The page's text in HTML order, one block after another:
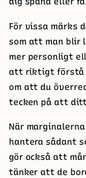
För vissa märks
som att man blir
mer personligt
att riktigt förstå
om att du
tecken på att
När
hantera sådant
gör också att
tänker att de